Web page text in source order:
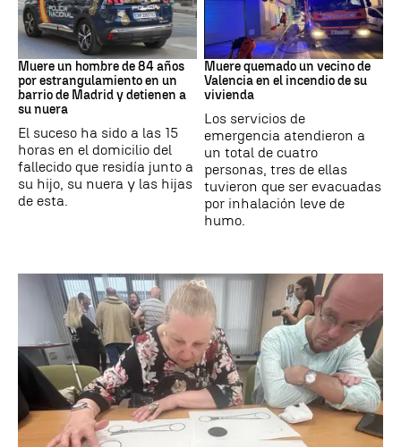
Suceso
Muere un hombre de 84 años
por estrangulamiento en un
barrio de Madrid y detienen a
su nuera
El suceso ha sido a las 15
horas en el domicilio del
fallecido que residía junto a
su hijo, su nuera y las hijas
de esta.
INCENDIO
Muere quemado un vecino de
Valencia en el incendio de su
vivienda
Los servicios de
emergencia atendieron a
un total de cuatro
personas, tres de ellas
tuvieron que ser evacuadas
por inhalación leve de
humo.